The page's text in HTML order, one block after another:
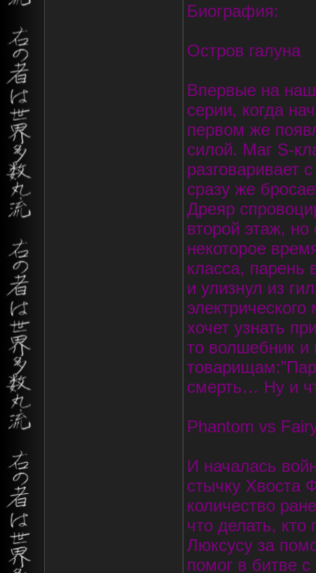
Биография:
Остров галуна
Впервые на
серии, когда
первом же
силой. Маг S-
разговаривает
сразу же
Дреяр
второй этаж,
некоторое
класса, парень
и улизнул из
хочет узнать
то волшебник и
смерть… Ну и
Phantom vs
И началась
стычку Хвоста
количество
что делать,
Люксусу за
помог в битве